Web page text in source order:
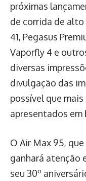
próximas
de corrida de alto
41, Pegasus
Vaporfly 4 e
diversas
divulgação das
possível que
apresentados em
O Air Max 95,
ganhará atenção
seu 30º